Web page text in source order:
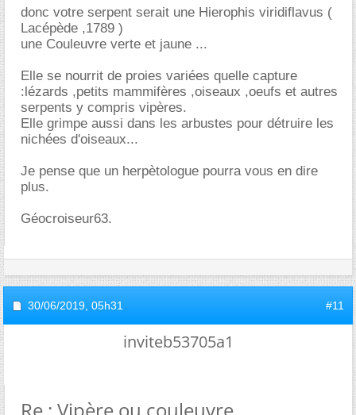
donc votre serpent serait une Hierophis viridiflavus (
Lacépède ,1789 )
une Couleuvre verte et jaune ...
Elle se nourrit de proies variées quelle capture
:lézards ,petits mammifères ,oiseaux ,oeufs et autres
serpents y compris vipères.
Elle grimpe aussi dans les arbustes pour détruire les
nichées d'oiseaux...
Je pense que un herpètologue pourra vous en dire
plus.
Géocroiseur63.
30/06/2019, 05h31 #11
inviteb53705a1